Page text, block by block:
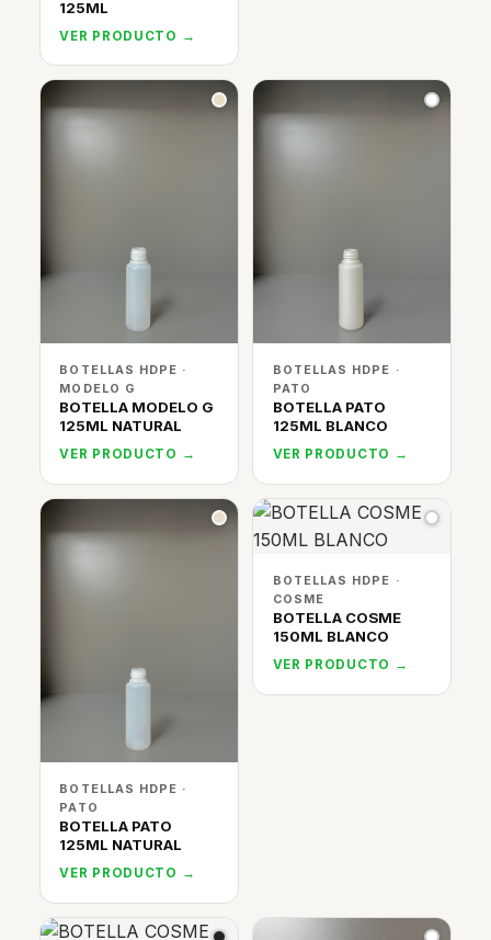
125ML
VER PRODUCTO →
BOTELLAS HDPE ·
MODELO G
BOTELLA MODELO G
125ML NATURAL
VER PRODUCTO →
BOTELLAS HDPE ·
PATO
BOTELLA PATO
125ML BLANCO
VER PRODUCTO →
BOTELLAS HDPE ·
PATO
BOTELLA PATO
125ML NATURAL
VER PRODUCTO →
BOTELLAS HDPE ·
COSME
BOTELLA COSME
150ML BLANCO
VER PRODUCTO →